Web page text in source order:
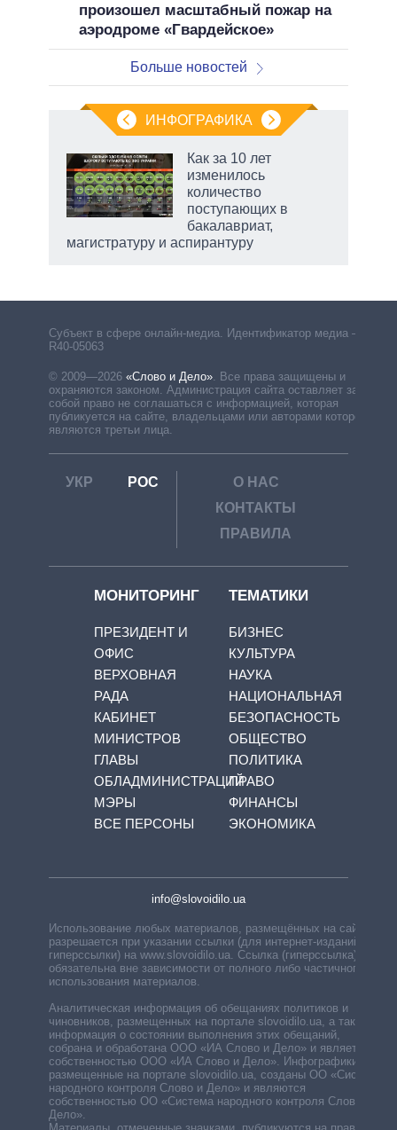
произошел масштабный пожар на
аэродроме «Гвардейское»
Больше новостей
ИНФОГРАФИКА
Как за 10 лет
изменилось
количество
поступающих в
бакалавриат,
магистратуру и аспирантуру
Субъект в сфере онлайн-медиа. Идентификатор медиа –
R40-05063
© 2009—2026 «Слово и Дело»
Все права защищены и
охраняются законом. Администрация сайта оставляет за
собой право не соглашаться с информацией, которая
публикуется на сайте, владельцами или авторами которой
являются третьи лица.
УКР РОС
О НАС
КОНТАКТЫ
ПРАВИЛА
МОНИТОРИНГ
ПРЕЗИДЕНТ И
ОФИС
ВЕРХОВНАЯ
РАДА
КАБИНЕТ
МИНИСТРОВ
ГЛАВЫ
ОБЛАДМИНИСТРАЦИЙ
МЭРЫ
ВСЕ ПЕРСОНЫ
ТЕМАТИКИ
БИЗНЕС
КУЛЬТУРА
НАУКА
НАЦИОНАЛЬНАЯ
БЕЗОПАСНОСТЬ
ОБЩЕСТВО
ПОЛИТИКА
ПРАВО
ФИНАНСЫ
ЭКОНОМИКА
info@slovoidilo.ua
Использование любых материалов, размещённых на сайте,
разрешается при указании ссылки (для интернет-изданий —
гиперссылки) на www.slovoidilo.ua. Ссылка (гиперссылка)
обязательна вне зависимости от полного либо частичного
использования материалов.
Аналитическая информация об обещаниях политиков и
чиновников, размещенных на портале slovoidilo.ua, а также
информация о состоянии выполнения этих обещаний,
собрана и обработана ООО «ИА Слово и Дело» и является
собственностью ООО «ИА Слово и Дело». Инфографики,
размещенные на портале slovoidilo.ua, созданы ОО «Система
народного контроля Слово и Дело» и являются
собственностью ОО «Система народного контроля Слово и
Дело».